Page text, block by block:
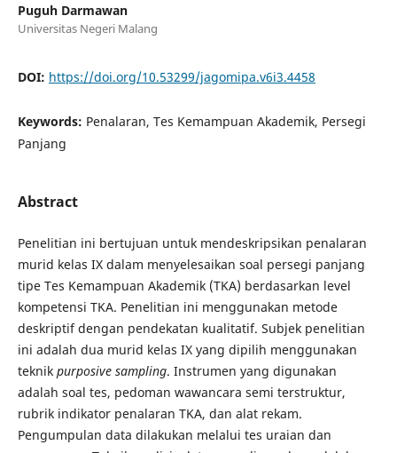
Puguh Darmawan
Universitas Negeri Malang
DOI: https://doi.org/10.53299/jagomipa.v6i3.4458
Keywords: Penalaran, Tes Kemampuan Akademik, Persegi
Panjang
Abstract
Penelitian ini bertujuan untuk mendeskripsikan penalaran
murid kelas IX dalam menyelesaikan soal persegi panjang
tipe Tes Kemampuan Akademik (TKA) berdasarkan level
kompetensi TKA. Penelitian ini menggunakan metode
deskriptif dengan pendekatan kualitatif. Subjek penelitian
ini adalah dua murid kelas IX yang dipilih menggunakan
teknik purposive sampling. Instrumen yang digunakan
adalah soal tes, pedoman wawancara semi terstruktur,
rubrik indikator penalaran TKA, dan alat rekam.
Pengumpulan data dilakukan melalui tes uraian dan